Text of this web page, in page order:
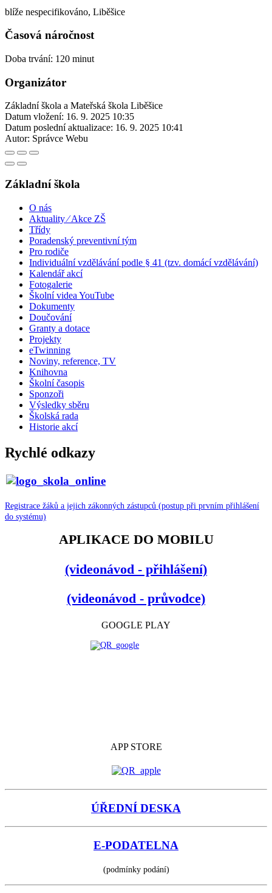
blíže nespecifikováno, Liběšice
Časová náročnost
Doba trvání: 120 minut
Organizátor
Základní škola a Mateřská škola Liběšice
Datum vložení: 16. 9. 2025 10:35
Datum poslední aktualizace: 16. 9. 2025 10:41
Autor: Správce Webu
Základní škola
O nás
Aktuality ⁄ Akce ZŠ
Třídy
Poradenský preventivní tým
Pro rodiče
Individuální vzdělávání podle § 41 (tzv. domácí vzdělávání)
Kalendář akcí
Fotogalerie
Školní videa YouTube
Dokumenty
Doučování
Granty a dotace
Projekty
eTwinning
Noviny, reference, TV
Knihovna
Školní časopis
Sponzoři
Výsledky sběru
Školská rada
Historie akcí
Rychlé odkazy
Registrace žáků a jejich zákonných zástupců (postup při prvním přihlášení
do systému)
APLIKACE DO MOBILU
(videonávod - přihlášení)
(videonávod - průvodce)
GOOGLE PLAY
APP STORE
ÚŘEDNÍ DESKA
E-PODATELNA
(podmínky podání)